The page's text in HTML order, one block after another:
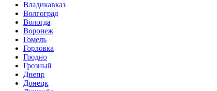
Владикавказ
Волгоград
Вологда
Воронеж
Гомель
Горловка
Гродно
Грозный
Днепр
Донецк